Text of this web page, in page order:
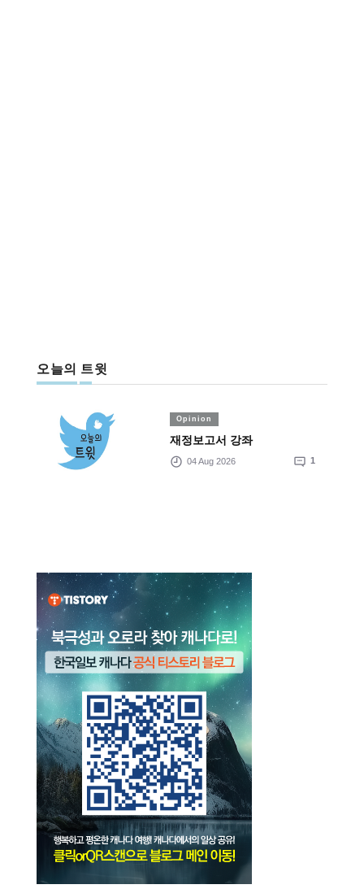
오늘의 트윗
Opinion
재정보고서 강좌
04 Aug 2026 1